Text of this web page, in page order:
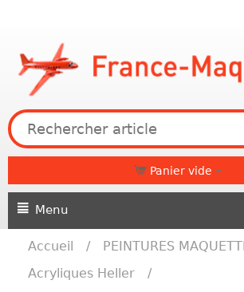
Panier vide
Menu
Accueil / PEINTURES
Acryliques Heller
/